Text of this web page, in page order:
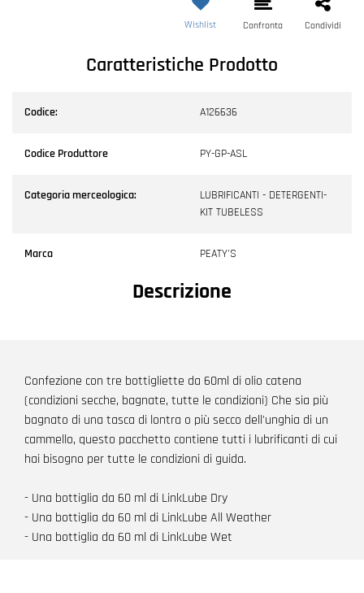
Wishlist Confronta Condividi
Caratteristiche Prodotto
Codice: A126636
Codice Produttore PY-GP-ASL
Categoria merceologica:
LUBRIFICANTI - DETERGENTI-
KIT TUBELESS
Marca PEATY'S
Descrizione
Confezione con tre bottigliette da 60ml di olio catena
(condizioni secche, bagnate, tutte le condizioni) Che sia più
bagnato di una tasca di lontra o più secco dell'unghia di un
cammello, questo pacchetto contiene tutti i lubrificanti di cui
hai bisogno per tutte le condizioni di guida.
- Una bottiglia da 60 ml di LinkLube Dry
- Una bottiglia da 60 ml di LinkLube All Weather
- Una bottiglia da 60 ml di LinkLube Wet